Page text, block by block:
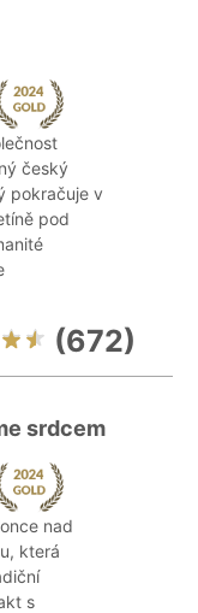
český
pokračuje v
pod
(672)
srdcem
nad
která
s